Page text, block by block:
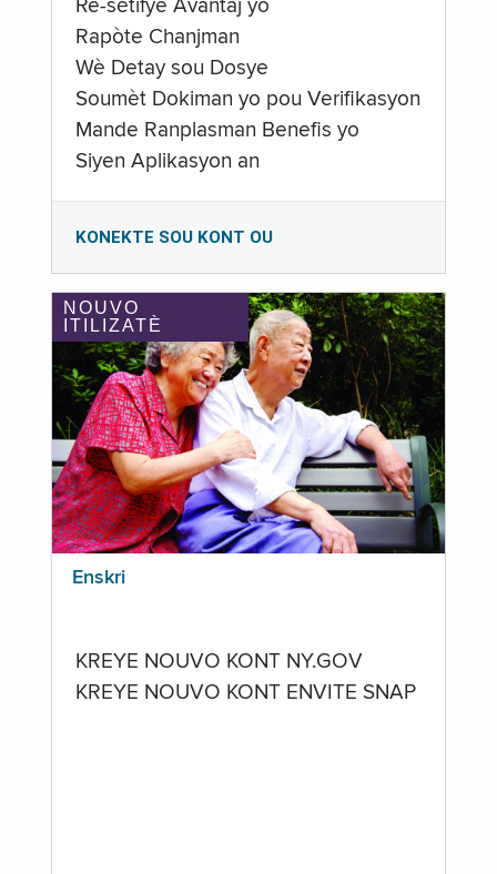
Re-sètifye Avantaj yo
Rapòte Chanjman
Wè Detay sou Dosye
Soumèt Dokiman yo pou Verifikasyon
Mande Ranplasman Benefis yo
Siyen Aplikasyon an
KONEKTE SOU KONT OU
NOUVO
ITILIZATÈ
Enskri
KREYE NOUVO KONT NY.GOV
KREYE NOUVO KONT ENVITE SNAP